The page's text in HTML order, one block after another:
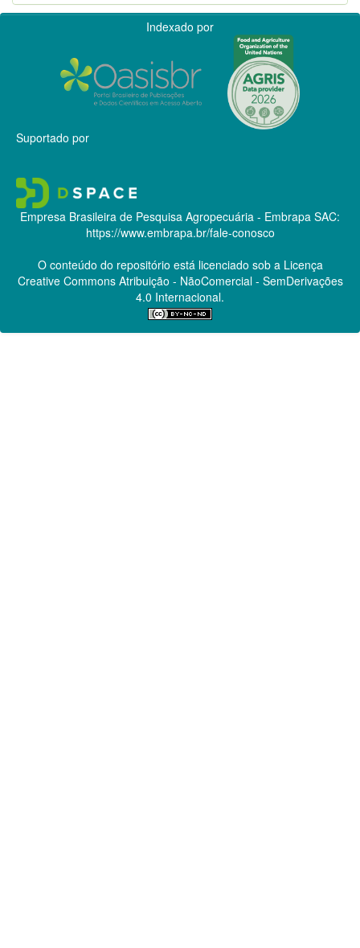
Indexado por
Suportado por
Empresa Brasileira de Pesquisa Agropecuária - Embrapa SAC:
https://www.embrapa.br/fale-conosco
O conteúdo do repositório está licenciado sob a Licença
Creative CommonsAtribuição - NãoComercial - SemDerivações
4.0 Internacional.